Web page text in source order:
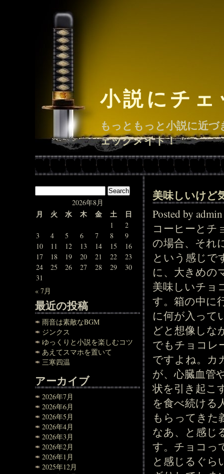
小説にチ
もっともっと小説に近
ェックメイト！
2026年8月
月 火 水 木 金 土 日
1
2
3
4 5 6 7 8
9
10
11 12 13 14 15
16
17
18 19 20 21 22
23
24
25 26 27 28 29
30
31
« 7月
最近の投稿
雨音は素敵なBGM
ジンクス
ゆっくりと小説を楽しむコツ
あえてスマホを置いて
三寒四温
アーカイブ
2026年7月
2026年6月
2026年5月
2026年4月
2026年3月
2026年2月
2026年1月
2025年12月
美味しいけど
Posted by
コーヒーとチ
の場合、それ
という感じで
に、大きめの
美味しいチョ
す。箱の中に
に何が入って
どと想像しな
でもチョコレ
ですよね。カ
が、心臓血管
状を引き起こ
を食べ続ける
もらってきた
なあ、と感じ
す。チョコっ
と感じるぐら